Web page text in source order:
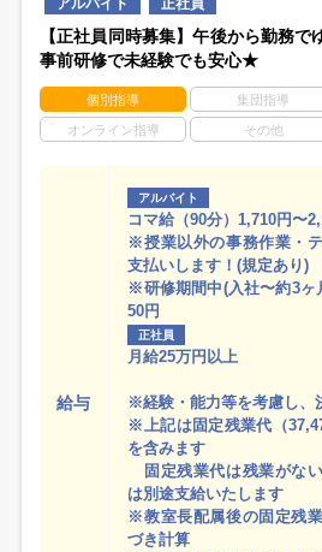
アルバイト 正社員
【正社員同時募集】午後から勤務
事前研修で未経験でも安心★
個別指導 集団指導
オンライン指導 その他
給与
アルバイト
コマ給（90分）1,710円〜
※授業以外の事務作業・
支払いします！(規定あり)
※研修期間中(入社〜約3ヶ
50円
正社員
月給25万円以上
※経験・能力等を考慮し、
※上記は固定残業代（
を含みます
固定残業代は残業がな
は別途支給いたします
※教室長配属後の固定残
づき計算